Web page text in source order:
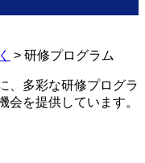
> 研修プログラム
、多彩な研修プログラ
会を提供しています。